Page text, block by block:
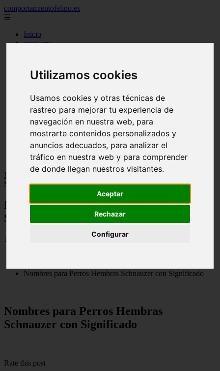
Utilizamos cookies
Usamos cookies y otras técnicas de
rastreo para mejorar tu experiencia de
navegación en nuestra web, para
mostrarte contenidos personalizados y
anuncios adecuados, para analizar el
tráfico en nuestra web y para comprender
de donde llegan nuestros visitantes.
Aceptar
Rechazar
Configurar
comportamientofelino.es
☰
Inicio
zona pro
protagonistas
actualidad
acuariofilia
canal tv
nombres para gatos
novedades
tablon de anuncios
uncategorized
zona pro
Inicio
gatos2
Nombres para Perros Hembras Schnauzer con
Significado
Nombres para Perros Hembras
Schnauzer con Significado
📅 12/06/2025
Nombres para Perros Hembras Schnauzer con Significado
Nombres para Perros Hembras
Schnauzer con Significado
Rate this post